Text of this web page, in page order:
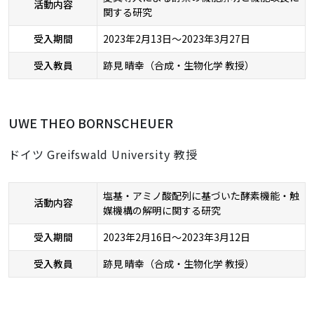
活動内容
関する研究
受入期間
2023年2月13日～2023年3月27日
受入教員
跡見 晴幸（合成・生物化学 教授）
UWE THEO BORNSCHEUER
ドイツ Greifswald University 教授
活動内容
塩基・アミノ酸配列に基づいた酵素機能・触
媒機構の解明に関する研究
受入期間
2023年2月16日～2023年3月12日
受入教員
跡見 晴幸（合成・生物化学 教授）